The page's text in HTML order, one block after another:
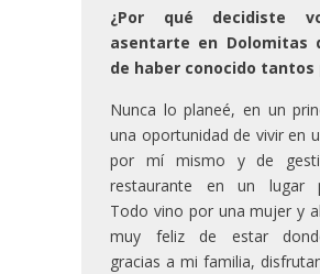
¿Por qué decidiste
asentarte en Dolomitas
de haber conocido tantos
Nunca lo planeé, en un
una oportunidad de vivir en
por mí mismo y de
restaurante en un lugar
Todo vino por una mujer y
muy feliz de estar
gracias a mi familia,